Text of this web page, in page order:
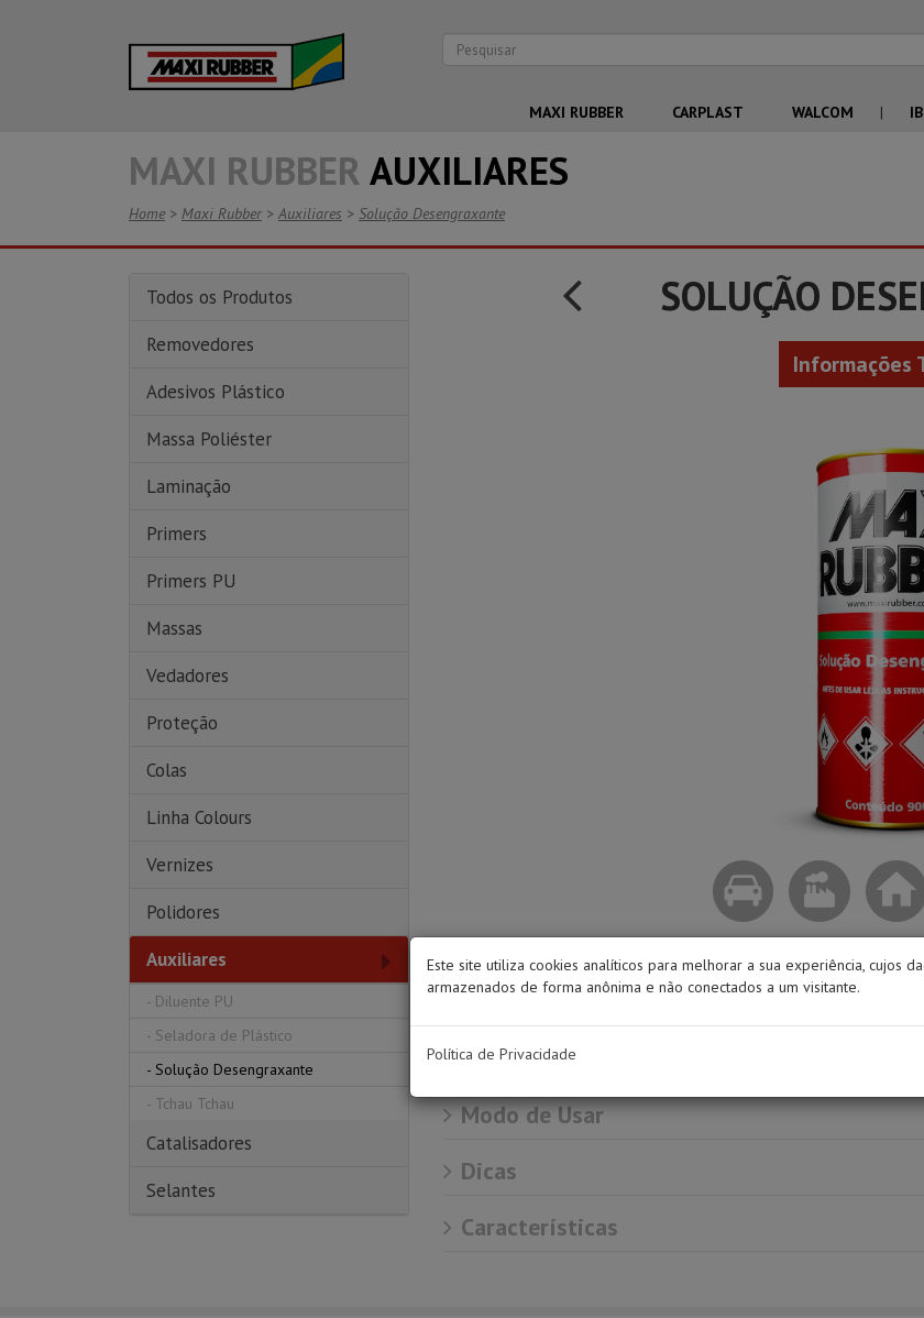
MAXI RUBBER CARPLAST WALCOM |
MAXI RUBBERAUXILIARES
Home > Maxi Rubber > Auxiliares > Solução Desengraxante
Todos os Produtos
Removedores
Adesivos Plástico
Massa Poliéster
Laminação
Primers
Primers PU
Massas
Vedadores
Proteção
Colas
Linha Colours
Vernizes
Polidores
Auxiliares
- Diluente PU
- Seladora de Plástico
- Solução Desengraxante
- Tchau Tchau
Catalisadores
Selantes
SOLUÇÃO
Informações
Produto indicado para remoção de resíduos tais
que podem prejudicar a perfeita aderência dos
da pintura.
Modo de Usar
Dicas
Características
Este site utiliza cookies analíticos para melhorar a sua experiência, cujos
armazenados de forma anônima e não conectados a um visitante.
Política de Privacidade